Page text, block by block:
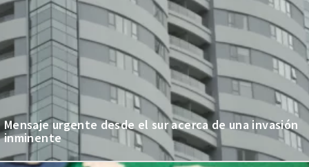
Mensaje urgente desde el sur acerca de una invasión
inminente